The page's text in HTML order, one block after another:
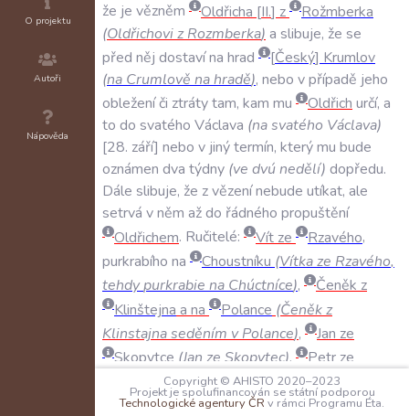
O projektu
Autoři
Nápověda
že je vězněm Oldřicha II. z
Rožmberka
(Oldřichoviz Rozmberka) a slibuje, že se
před něj dostavína hrad Český Krumlov
(na Crumlově nahradě), nebo vpřípadě jeho
obleženíči ztrátytam, kam mu Oldřich určí, a
to do svatého Václava (nasvatého Václava)
28. září nebo v jinýtermín, kterýmu bude
oznámen dva týdny (ve dvúnedělí) dopředu.
Dále slibuje, že zvězenínebude utíkat, ale
setrvá vněm aždo řádného propuštění
Oldřichem. Ručitelé: Vít ze Rzavého,
purkrabího na Choustníku (Vítkaze Rzavého,
tehdypurkrabie na Chúctníce), Čeněk z
Klinštejna a na Polance (Čeněkz
Klinstajnaseděním v Polance), Jan ze
Skopytce (Jan ze Skopytec), Petr ze
(Petr zDvorce)a Petrz
PetrzDubu)se zavazují k úhradě500kop
Copyright © AHISTO 2020–2023
Projekt je spolufinancován se státní podporou
Technologické agentury ČR v rámci Programu Éta.